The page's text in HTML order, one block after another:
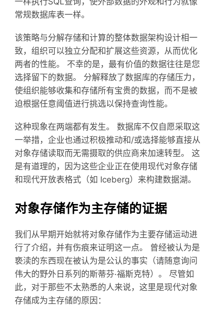
常规数据库表一样。
该策略与分解存储和计算的整体数据架构设计相一
致，组织可以独立分配和扩展这些资源，从而优化
两者的性能。 不幸的是，最有价值的数据往往是您
选择留下的数据。 分解释放了数据库的存储压力，
使组织能够收集和存储所有宝贵的数据，而不是被
迫根据任意阈值进行挑选以保持查询性能。
这种现象在两端都有发生。 数据库不仅自愿采取这
一举措，企业也通过积极推动和/或选择能够直接从
对象存储读取而无需摄取的供应商来加速转型。 这
是有道理的，因为这些企业正在使用现代对象存储
和现代开放表格式（如 Iceberg）来构建数据湖。
对象存储作为主存储的证据
我们从早期开始就将对象存储作为主要存储运动进
行了介绍，并有伤痕来证明这一点。 曾经被认为是
亵渎的东西现在被认为是公认的事实（请随意询问
伟大的野外日系列的斯蒂芬·福斯克特）。 尽管如
此，对于那些不太熟悉的人来说，这里是现代对象
存储成为主存储的原因：